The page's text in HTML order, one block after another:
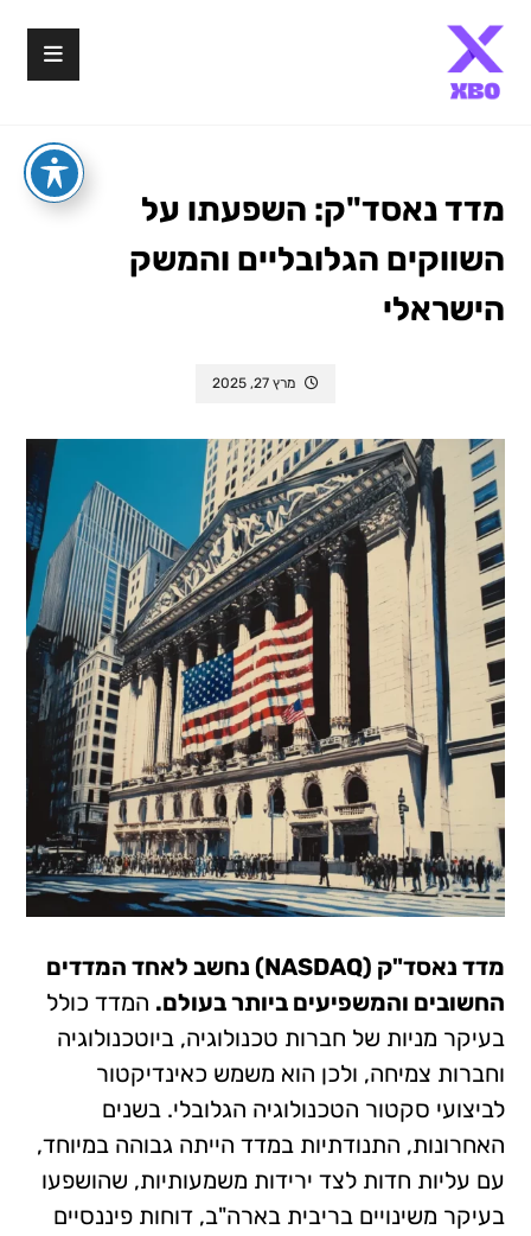
מדד נאסד"ק: השפעתו על
השווקים הגלובליים והמשק
הישראלי
מרץ 27, 2025
מדד נאסד"ק (NASDAQ) נחשב לאחד המדדים
החשובים והמשפיעים ביותר בעולם. המדד כולל
בעיקר מניות של חברות טכנולוגיה, ביוטכנולוגיה
וחברות צמיחה, ולכן הוא משמש כאינדיקטור
לביצועי סקטור הטכנולוגיה הגלובלי. בשנים
האחרונות, התנודתיות במדד הייתה גבוהה במיוחד,
עם עליות חדות לצד ירידות משמעותיות, שהושפעו
בעיקר משינויים בריבית בארה"ב, דוחות פיננסיים